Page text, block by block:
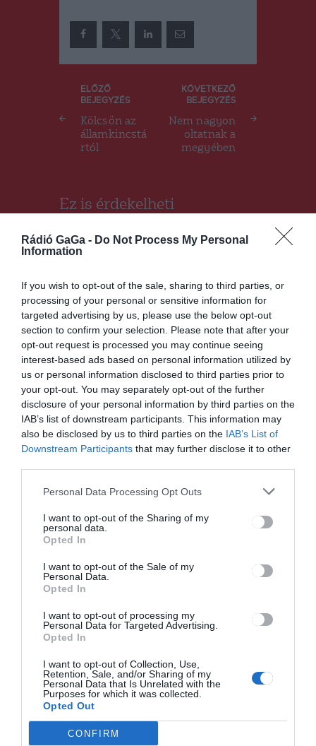
Rádió GaGa - Do Not Process My Personal
Information
If you wish to opt-out of the sale, sharing to third parties, or
processing of your personal or sensitive information for
targeted advertising by us, please use the below opt-out
section to confirm your selection. Please note that after your
opt-out request is processed you may continue seeing
interest-based ads based on personal information utilized by
us or personal information disclosed to third parties prior to
your opt-out. You may separately opt-out of the further
disclosure of your personal information by third parties on the
IAB’s list of downstream participants. This information may
also be disclosed by us to third parties on the IAB’s List of
Downstream Participants that may further disclose it to other
Personal Data Processing Opt Outs
I want to opt-out of the Sharing of my
personal data.
Opted In
I want to opt-out of the Sale of my
Personal Data.
Opted In
I want to opt-out of processing my
Personal Data for Targeted Advertising.
Opted In
I want to opt-out of Collection, Use,
Retention, Sale, and/or Sharing of my
Personal Data that Is Unrelated with the
Purposes for which it was collected.
Opted Out
CONFIRM
Bejegyzés
navigáció
ELŐZŐ
BEJEGYZÉS
Kölcsön az
államkincstá
rtól
KÖVETKEZŐ
BEJEGYZÉS
Nem nagyon
oltatnak a
megyében
Ez is érdekelheti
Elrajtolt az idei strandszezon
Sepsiszentgyörgyön
HÁROMSZÉK , HÍRLISTA
Itt a kánikula!
Kategóriák